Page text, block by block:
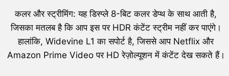
कलर और स्ट्रीमिंग: यह डिस्प्ले 8-बिट कलर डेप्थ के साथ आती है,
जिसका मतलब है कि आप इस पर HDR कंटेंट स्ट्रीम नहीं कर पाएंगे।
हालांकि, Widevine L1 का सपोर्ट है, जिससे आप Netflix और
Amazon Prime Video पर HD रेज़ोल्यूशन में कंटेंट देख सकते हैं।